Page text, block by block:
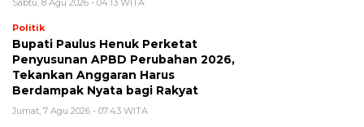
Sabtu, 8 Agu 2026 - 04:13 WITA
Politik
Bupati Paulus Henuk Perketat
Penyusunan APBD Perubahan 2026,
Tekankan Anggaran Harus
Berdampak Nyata bagi Rakyat
Jumat, 7 Agu 2026 - 07:43 WITA